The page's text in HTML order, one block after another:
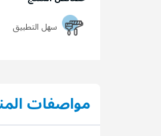
خصائص المنتج
مواصفات